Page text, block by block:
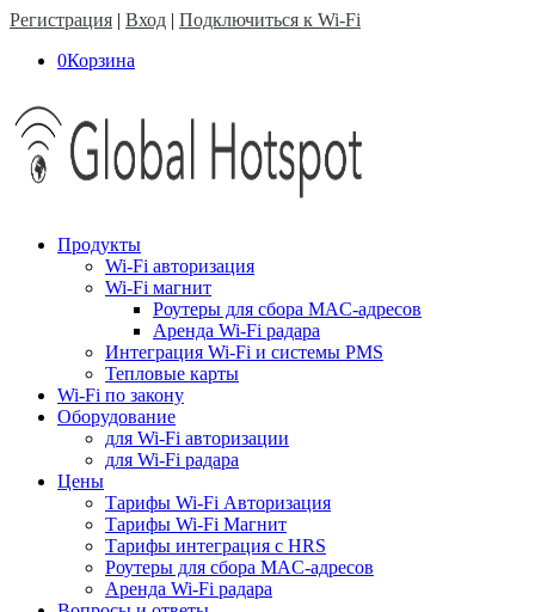
Регистрация | Вход | Подключиться к Wi-Fi
0Корзина
Продукты
Wi-Fi авторизация
Wi-Fi магнит
Роутеры для сбора MAC-адресов
Аренда Wi-Fi радара
Интеграция Wi-Fi и системы PMS
Тепловые карты
Wi-Fi по закону
Оборудование
для Wi-Fi авторизации
для Wi-Fi радара
Цены
Тарифы Wi-Fi Авторизация
Тарифы Wi-Fi Магнит
Тарифы интеграция с HRS
Роутеры для сбора MAC-адресов
Аренда Wi-Fi радара